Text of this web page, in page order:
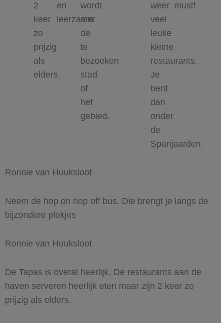
2
keer
zo
prijzig
als
elders.
en
leerzaam
wordt
met
de
te
bezoeken
stad
of
het
gebied.
weer
veel
leuke
kleine
restaurants.
Je
bent
dan
onder
de
Spanjaarden.
must!
Ronnie van Huuksloot
Neem de hop on hop off bus. Die brengt je langs de
bijzondere plekjes
Ronnie van Huuksloot
De Tapas is overal heerlijk. De restaurants aan de
haven serveren heerlijk eten maar zijn 2 keer zo
prijzig als elders.